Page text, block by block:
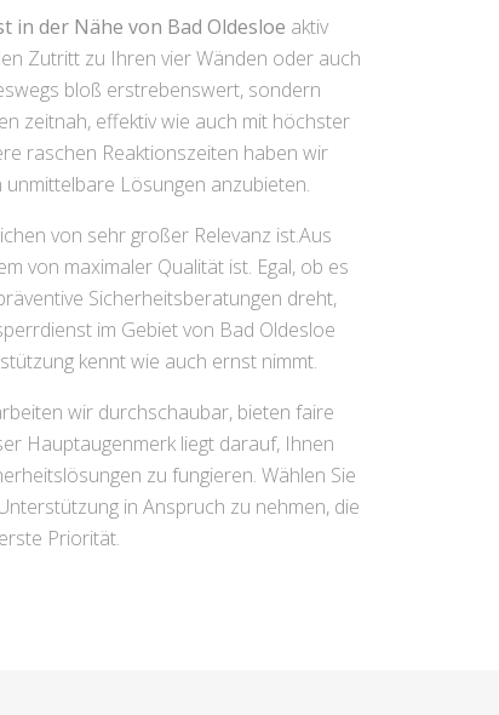
in der Nähe von Bad Oldesloe aktiv
Zutritt zu Ihren vier Wänden oder auch
bloß erstrebenswert, sondern
zeitnah, effektiv wie auch mit höchster
raschen Reaktionszeiten haben wir
Lösungen anzubieten.
von sehr großer Relevanz ist.Aus
von maximaler Qualität ist. Egal, ob es
Sicherheitsberatungen dreht,
im Gebiet von Bad Oldesloe
kennt wie auch ernst nimmt.
wir durchschaubar, bieten faire
Hauptaugenmerk liegt darauf, Ihnen
zu fungieren. Wählen Sie
in Anspruch zu nehmen, die
Priorität.